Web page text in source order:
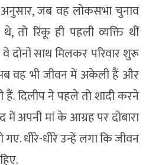
जब वह लोकसभा चुनाव
तो रिंकू ही पहली व्यक्ति थीं
वे दोनों साथ मिलकर परिवार शुरू
वह भी जीवन में अकेली हैं और
हैं. दिलीप ने पहले तो शादी करने
में अपनी मां के आग्रह पर दोबारा
धीरे-धीरे उन्हें लगा कि जीवन